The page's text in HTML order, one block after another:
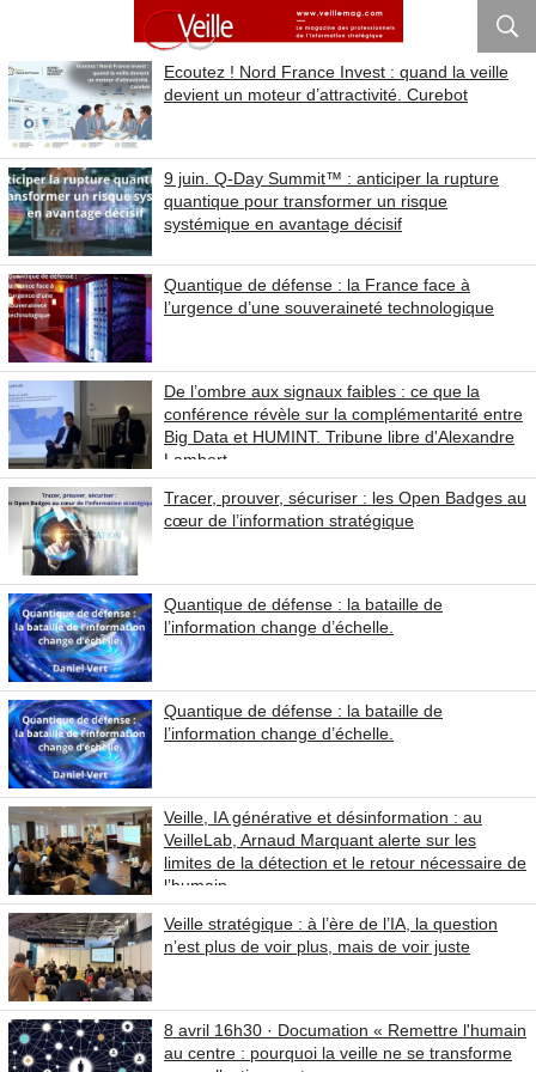
Ecoutez ! Nord France Invest : quand la veille
devient un moteur d’attractivité. Curebot
9 juin. Q-Day Summit™ : anticiper la rupture
quantique pour transformer un risque
systémique en avantage décisif
Quantique de défense : la France face à
l’urgence d’une souveraineté technologique
De l’ombre aux signaux faibles : ce que la
conférence révèle sur la complémentarité entre
Big Data et HUMINT. Tribune libre d'Alexandre
Lambert
Tracer, prouver, sécuriser : les Open Badges au
cœur de l’information stratégique
Quantique de défense : la bataille de
l’information change d’échelle.
Quantique de défense : la bataille de
l’information change d’échelle.
Veille, IA générative et désinformation : au
VeilleLab, Arnaud Marquant alerte sur les
limites de la détection et le retour nécessaire de
l’humain
Veille stratégique : à l’ère de l’IA, la question
n’est plus de voir plus, mais de voir juste
8 avril 16h30 · Documation « Remettre l'humain
au centre : pourquoi la veille ne se transforme